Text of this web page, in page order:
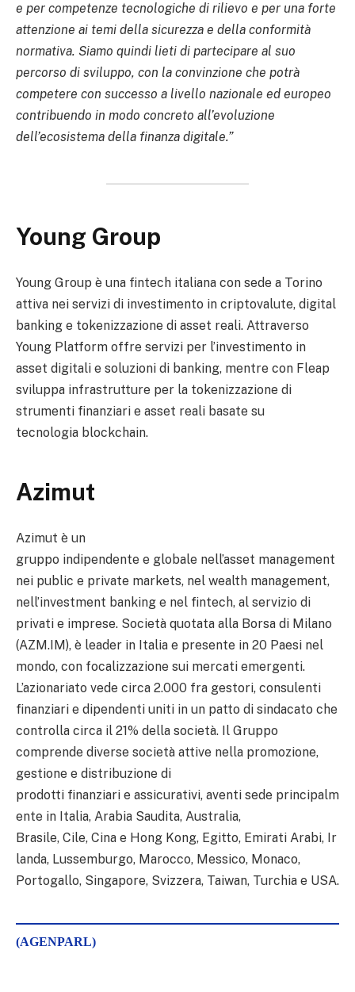
e per competenze tecnologiche di rilievo e per una forte
attenzione ai temi della sicurezza e della conformità
normativa. Siamo quindi lieti di partecipare al suo
percorso di sviluppo, con la convinzione che potrà
competere con successo a livello nazionale ed europeo
contribuendo in modo concreto all’evoluzione
dell’ecosistema della finanza digitale.”
Young Group
Young Group è una fintech italiana con sede a Torino
attiva nei servizi di investimento in criptovalute, digital
banking e tokenizzazione di asset reali. Attraverso
Young Platform offre servizi per l’investimento in
asset digitali e soluzioni di banking, mentre con Fleap
sviluppa infrastrutture per la tokenizzazione di
strumenti finanziari e asset reali basate su
tecnologia blockchain.
Azimut
Azimut è un
gruppo indipendente e globale nell’asset management
nei public e private markets, nel wealth management,
nell’investment banking e nel fintech, al servizio di
privati e imprese. Società quotata alla Borsa di Milano
(AZM.IM), è leader in Italia e presente in 20 Paesi nel
mondo, con focalizzazione sui mercati emergenti.
L’azionariato vede circa 2.000 fra gestori, consulenti
finanziari e dipendenti uniti in un patto di sindacato che
controlla circa il 21% della società. Il Gruppo
comprende diverse società attive nella promozione,
gestione e distribuzione di
prodotti finanziari e assicurativi, aventi sede principalm
ente in Italia, Arabia Saudita, Australia,
Brasile, Cile, Cina e Hong Kong, Egitto, Emirati Arabi, Ir
landa, Lussemburgo, Marocco, Messico, Monaco,
Portogallo, Singapore, Svizzera, Taiwan, Turchia e USA.
(AGENPARL)